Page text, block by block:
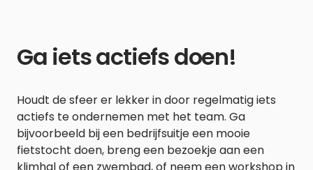
Ga iets actiefs doen!
Houdt de sfeer er lekker in door regelmatig iets
actiefs te ondernemen met het team. Ga
bijvoorbeeld bij een bedrijfsuitje een mooie
fietstocht doen, breng een bezoekje aan een